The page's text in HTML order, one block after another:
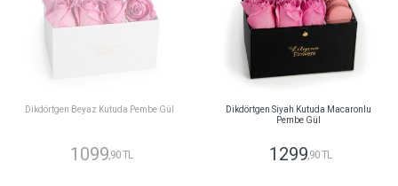
Dikdörtgen Beyaz Kutuda Pembe Gül
1099,90 TL
Dikdörtgen Siyah Kutuda Macaronlu
Pembe Gül
1299,90 TL